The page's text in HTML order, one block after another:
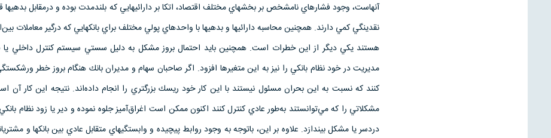
آنهاست، وجود فشارهاي‌ نامشخص‌ بر بخشهاي‌ مختلف‌ اقتصاد، اتكا بر دارائيهايي‌ كه‌ بلندمدت‌ بوده‌ و درمقابل‌ بدهيها
نقدينگي‌ كمي‌ دارند. همچنين‌ محاسبه‌ دارائيها و بدهيها با واحدهاي‌ پولي‌ مختلف‌ براي‌ بانكهايي‌ كه‌ درگير معاملات‌
هستند يكي‌ ديگر از اين‌ خطرات‌ است. همچنين‌ بايد احتمال‌ بروز مشكل‌ به‌ دليل‌ سستي‌ سيستم‌ كنترل‌ داخلي‌
مديريت‌ در خود نظام‌ بانكي‌ را نيز به‌ اين‌ متغيرها افزود. اگر صاحبان‌ سهام‌ و مديران‌ بانك‌ هنگام‌ بروز خطر
كنند كه‌ نسبت‌ به‌ اين‌ بحران‌ مسئول‌ نيستند با اين‌ كار خود ريسك‌ بزرگتري‌ را انجام‌ داده‌اند. نتيجه‌ اين‌ كار آن‌
مشكلاتي‌ را كه‌ مي‌توانستند به‌طور عادي‌ كنترل‌ كنند اكنون‌ ممكن‌ است‌ اغراق‌آميز جلوه‌ نموده‌ و دير يا زود نظام‌
دردسر يا مشكل‌ بيندازد. علاوه‌ بر اين، باتوجه‌ به‌ وجود روابط‌ پيچيده‌ و وابستگيهاي‌ متقابل‌ عادي‌ بين‌ بانكها و